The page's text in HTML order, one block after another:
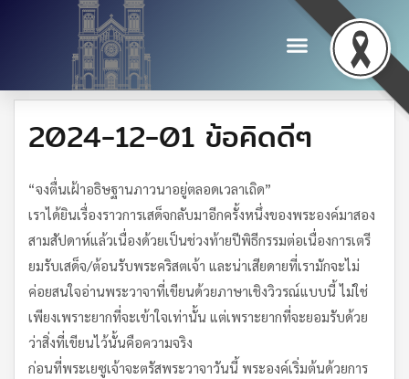
2024-12-01 ข้อคิดดีๆ
“จงตื่นเฝ้าอธิษฐานภาวนาอยู่ตลอดเวลาเถิด”
เราได้ยินเรื่องราวการเสด็จกลับมาอีกครั้งหนึ่งของพระองค์มาสอง
สามสัปดาห์แล้วเนื่องด้วยเป็นช่วงท้ายปีพิธีกรรมต่อเนื่องการเตรี
ยมรับเสด็จ/ต้อนรับพระคริสตเจ้า และน่าเสียดายที่เรามักจะไม่
ค่อยสนใจอ่านพระวาจาที่เขียนด้วยภาษาเชิงวิวรณ์แบบนี้ ไม่ใช่
เพียงเพราะยากที่จะเข้าใจเท่านั้น แต่เพราะยากที่จะยอมรับด้วย
ว่าสิ่งที่เขียนไว้นั้นคือความจริง
ก่อนที่พระเยซูเจ้าจะตรัสพระวาจาวันนี้ พระองค์เริ่มต้นด้วยการ